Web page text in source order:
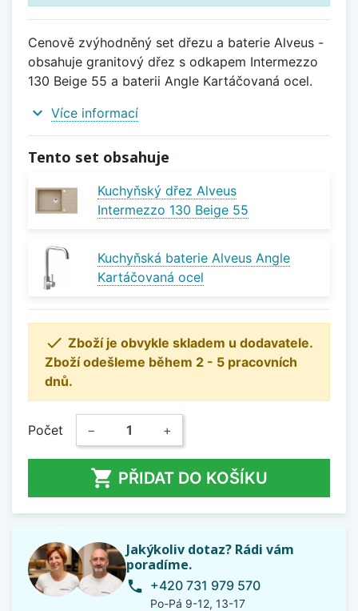
Cenově zvýhodněný set dřezu a baterie Alveus -
obsahuje granitový dřez s odkapem Intermezzo
130 Beige 55 a baterii Angle Kartáčovaná ocel.
expand_more Více informací
Tento set obsahuje
Kuchyňský dřez Alveus
Intermezzo 130 Beige 55
Kuchyňská baterie Alveus Angle
Kartáčovaná ocel
 Zboží je obvykle skladem u dodavatele.
Zboží odešleme během 2 - 5 pracovních
dnů.
Počet − +
 PŘIDAT DO KOŠÍKU
Jakýkoliv dotaz? Rádi vám
poradíme.
phone +420 731 979 570
Po-Pá 9-12, 13-17